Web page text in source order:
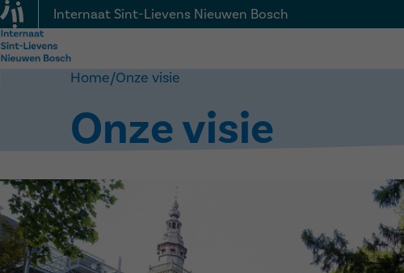
Internaat Sint-Lievens Nieuwen Bosch
Home/Onze visie
Onze visie